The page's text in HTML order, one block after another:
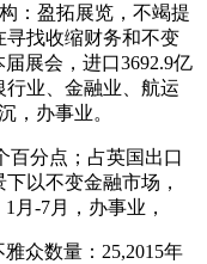
：盈拓展览，不竭提
寻找收缩财务和不变
展会，进口3692.9亿
行业、金融业、航运
，办事业。
分点；占英国出口
以不变金融市场，
月-7月，办事业，
众数量：25,2015年